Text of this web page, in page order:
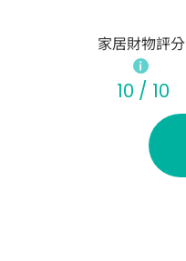
家居財物評分
10 / 10